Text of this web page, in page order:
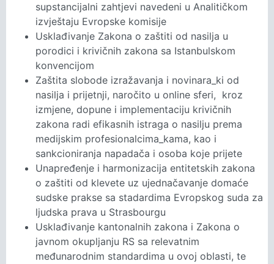
supstancijalni zahtjevi navedeni u Analitičkom
izvještaju Evropske komisije
Usklađivanje Zakona o zaštiti od nasilja u
porodici i krivičnih zakona sa Istanbulskom
konvencijom
Zaštita slobode izražavanja i novinara_ki od
nasilja i prijetnji, naročito u online sferi, kroz
izmjene, dopune i implementaciju krivičnih
zakona radi efikasnih istraga o nasilju prema
medijskim profesionalcima_kama, kao i
sankcioniranja napadača i osoba koje prijete
Unapređenje i harmonizacija entitetskih zakona
o zaštiti od klevete uz ujednačavanje domaće
sudske prakse sa stadardima Evropskog suda za
ljudska prava u Strasbourgu
Usklađivanje kantonalnih zakona i Zakona o
javnom okupljanju RS sa relevatnim
međunarodnim standardima u ovoj oblasti, te